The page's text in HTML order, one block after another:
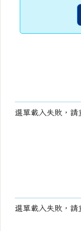
選單載入失敗，請
選單載入失敗，請